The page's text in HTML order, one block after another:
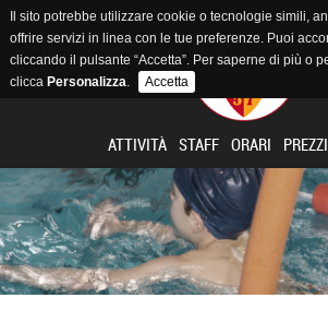
ATTIVITÀ STAFF ORARI PREZZI
Il sito potrebbe utilizzare cookie o tecnologie simili,
offrire servizi in linea con le tue preferenze. Puoi
cliccando il pulsante “Accetta”. Per saperne di più o
clicca Personalizza. Accetta